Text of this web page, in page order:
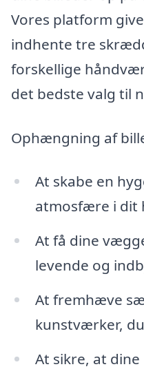
Vores platform
indhente tre
forskellige
det bedste valg til
Ophængning af
At skabe en
atmosfære i dit
At få dine
levende og
At fremhæve
kunstværker,
At sikre, at